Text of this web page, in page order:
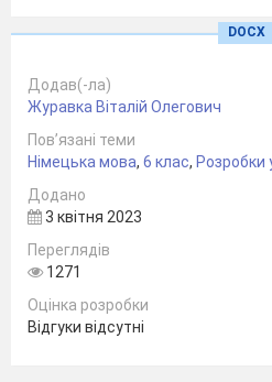
розповідати про
1. Організація класу.
Вітання
3min
Lehrer stellt einige Fragen)
Wer hat heute
Der wievielte ist
Ist die Klasse zur
Sch:Die Klasse ist zur
DOCX
Додав(-ла)
Журавка Віталій Олегович
Пов’язані теми
Німецька мова, 6 клас, Розробки
Додано
3 квітня 2023
Переглядів
1271
Оцінка розробки
Відгуки відсутні